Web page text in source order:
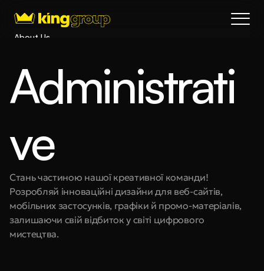
About Us
Services
Process
Coming Soon
Legal
404
Book a call
Administrati
ve
Стань частиною нашої креативної команди!
Розробляй інноваційні дизайни для веб-сайтів,
мобільних застосунків, графіки й промо-матеріалів,
залишаючи свій відбиток у світі цифрового
мистецтва.